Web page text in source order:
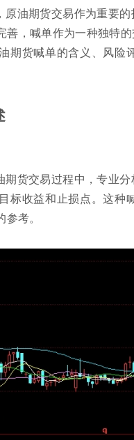
油期货交易作为重要
善，喊单作为一种独特
期货喊单的含义、风
期货交易过程中，专业
标收益和止损点。这
考。